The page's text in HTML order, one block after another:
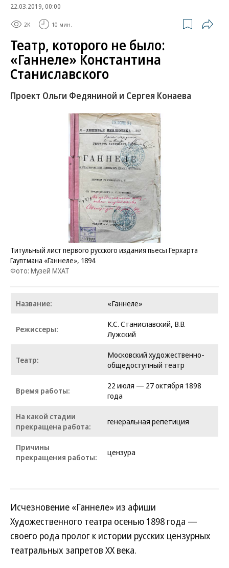
22.03.2019, 00:00
2K 10 мин.
Театр, которого не было:
«Ганнеле» Константина
Станиславского
Проект Ольги Федяниной и Сергея Конаева
Титульный лист первого русского издания пьесы Герхарта
Гауптмана «Ганнеле», 1894
Фото: Музей МХАТ
Название: «Ганнеле»
Режиссеры:
К.С. Станиславский, В.В.
Лужский
Театр:
Московский художественно-
общедоступный театр
Время работы:
22 июля — 27 октября 1898
года
На какой стадии
прекращена работа:
генеральная репетиция
Причины
прекращения работы:
цензура
Исчезновение «Ганнеле» из афиши
Художественного театра осенью 1898 года —
своего рода пролог к истории русских цензурных
театральных запретов ХХ века.